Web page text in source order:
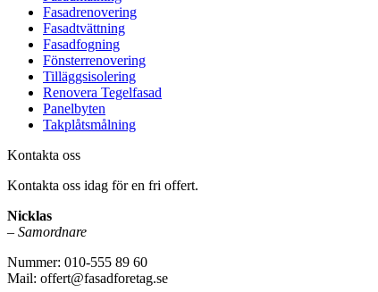
Fasadrenovering
Fasadtvättning
Fasadfogning
Fönsterrenovering
Tilläggsisolering
Renovera Tegelfasad
Panelbyten
Takplåtsmålning
Kontakta oss
Kontakta oss idag för en fri offert.
Nicklas
– Samordnare
Nummer: 010-555 89 60
Mail: offert@fasadforetag.se